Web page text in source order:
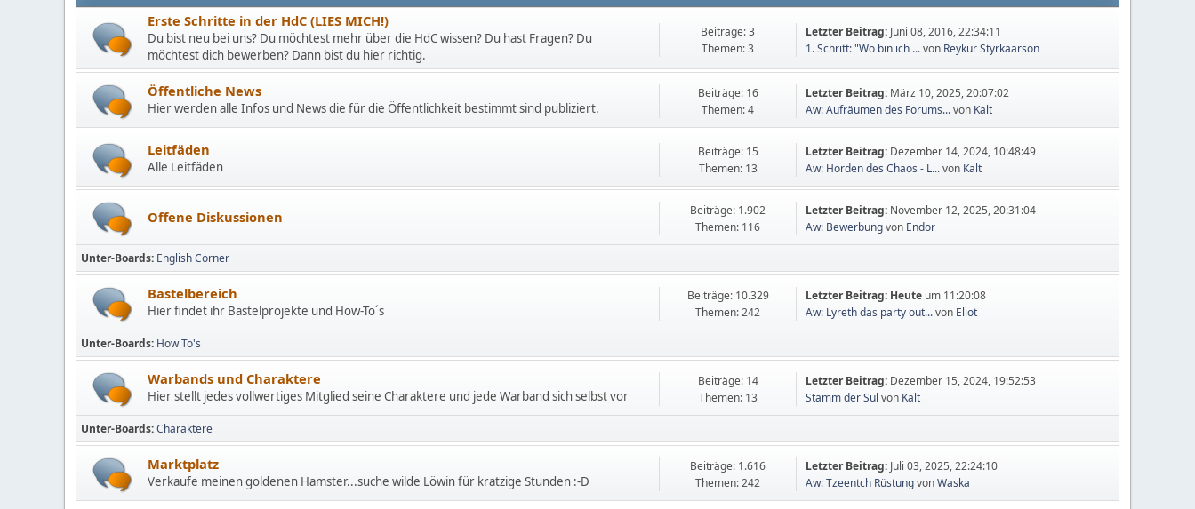
Erste Schritte in der HdC (LIES MICH!)
Du bist neu bei uns? Du möchtest mehr über die HdC wissen? Du hast Fragen? Du
möchtest dich bewerben? Dann bist du hier richtig.
Beiträge: 3
Themen: 3
Letzter Beitrag: Juni 08, 2016, 22:34:11
1. Schritt: "Wo bin ich ...von Reykur Styrkaarson
Öffentliche News
Hier werden alle Infos und News die für die Öffentlichkeit bestimmt sind publiziert.
Beiträge: 16
Themen: 4
Letzter Beitrag: März 10, 2025, 20:07:02
Aw: Aufräumen des Forums...von Kalt
Leitfäden
Alle Leitfäden
Beiträge: 15
Themen: 13
Letzter Beitrag: Dezember 14, 2024, 10:48:49
Aw: Horden des Chaos - L...von Kalt
Offene Diskussionen
Beiträge: 1.902
Themen: 116
Letzter Beitrag: November 12, 2025, 20:31:04
Aw: Bewerbungvon Endor
Unter-Boards English Corner
Bastelbereich
Hier findet ihr Bastelprojekte und How-To´s
Beiträge: 10.329
Themen: 242
Letzter Beitrag: Heute um 11:20:08
Aw: Lyreth das party out...von Eliot
Unter-Boards How To's
Warbands und Charaktere
Hier stellt jedes vollwertiges Mitglied seine Charaktere und jede Warband sich selbst vor
Beiträge: 14
Themen: 13
Letzter Beitrag: Dezember 15, 2024, 19:52:53
Stamm der Sul von Kalt
Unter-Boards Charaktere
Marktplatz
Verkaufe meinen goldenen Hamster...suche wilde Löwin für kratzige Stunden :-D
Beiträge: 1.616
Themen: 242
Letzter Beitrag: Juli 03, 2025, 22:24:10
Aw: Tzeentch RüstungvonWaska